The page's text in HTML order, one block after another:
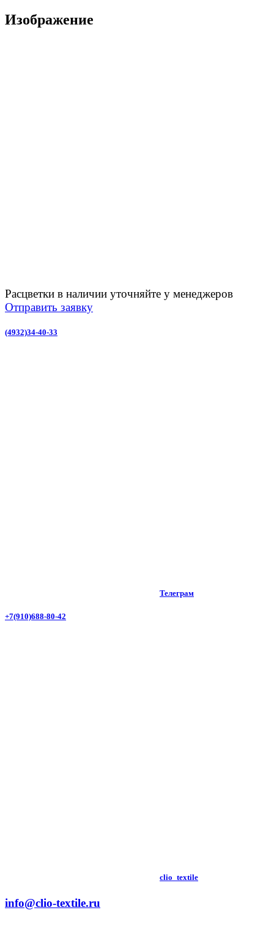
Изображение
Расцветки в наличии уточняйте у менеджеров
Отправить заявку
(4932)34-40-33
Телеграм
+7(910)688-80-42
clio_textile
info@clio-textile.ru